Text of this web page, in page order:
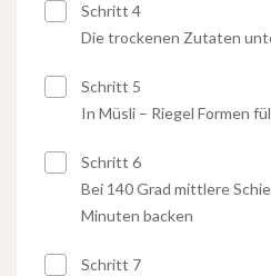
Schritt 4
Die trockenen Zutaten
Schritt 5
In Müsli – Riegel Formen
Schritt 6
Bei 140 Grad mittlere
Minuten backen
Schritt 7